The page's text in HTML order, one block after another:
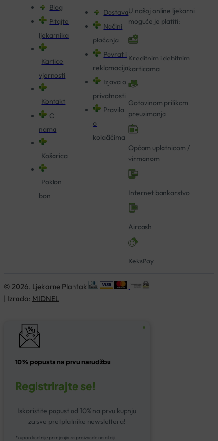
Blog
Pitajte
ljekarnika
Kartice
vjernosti
Kontakt
O
nama
Košarica
Poklon
bon
Dostava
Načini
plaćanja
Povrat i
reklamacija
Izjava o
privatnosti
Pravila
o
kolačićima
U našoj online ljekarni
moguće je platiti:
Kreditnim i debitnim
karticama
Gotovinom prilikom
preuzimanja
Općom uplatnicom /
virmanom
Internet bankarstvo
Aircash
KeksPay
© 2026. Ljekarne Plantak
| Izrada: MIDNEL
10% popusta na prvu narudžbu
Registrirajte se!
Iskoristite popust od 10% na prvu kupnju
za sve pretplatnike newslettera!
*kupon kod nije primjenjiv za proizvode na akciji